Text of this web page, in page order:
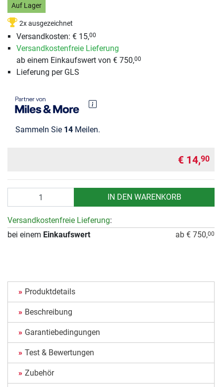
Auf Lager
2x ausgezeichnet
Versandkosten: € 15,00
Versandkostenfreie Lieferung
ab einem Einkaufswert von € 750,00
Lieferung per GLS
Sammeln Sie 14 Meilen.
€ 14,90
IN DEN WARENKORB
Versandkostenfreie Lieferung:
bei einem Einkaufswert ab € 750,00
Produktdetails
Beschreibung
Garantiebedingungen
Test & Bewertungen
Zubehör